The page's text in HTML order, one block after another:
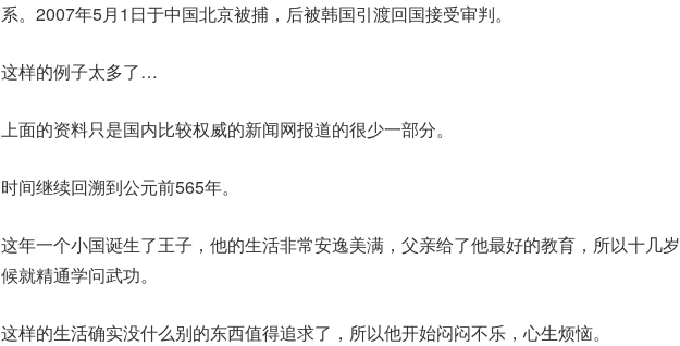
系。2007年5月1日于中国北京被捕，后被韩国引渡回国接受审判。
这样的例子太多了…
上面的资料只是国内比较权威的新闻网报道的很少一部分。
时间继续回溯到公元前565年。
这年一个小国诞生了王子，他的生活非常安逸美满，父亲给了他最好的教育，所以十几
候就精通学问武功。
这样的生活确实没什么别的东西值得追求了，所以他开始闷闷不乐，心生烦恼。